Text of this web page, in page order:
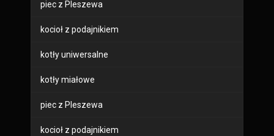
piec z Pleszewa
kocioł z podajnikiem
kotły uniwersalne
kotły miałowe
piec z Pleszewa
kocioł z podajnikiem